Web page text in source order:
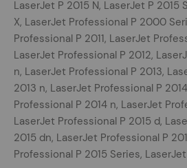
LaserJet P 2015 N, LaserJet P 2015
X, LaserJet Professional P 2000
Professional P 2011, LaserJet
LaserJet Professional P 2012,
n, LaserJet Professional P 2013,
2013 n, LaserJet Professional P
Professional P 2014 n, LaserJet
LaserJet Professional P 2015 d,
2015 dn, LaserJet Professional P
Professional P 2015 Series,